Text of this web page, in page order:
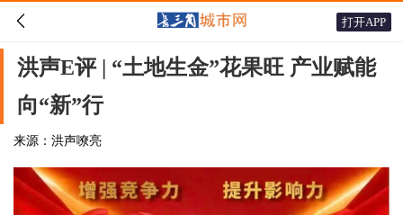
 打开APP
洪声E评 | “土地生金”花果旺 产业赋能
向“新”行
来源：洪声嘹亮